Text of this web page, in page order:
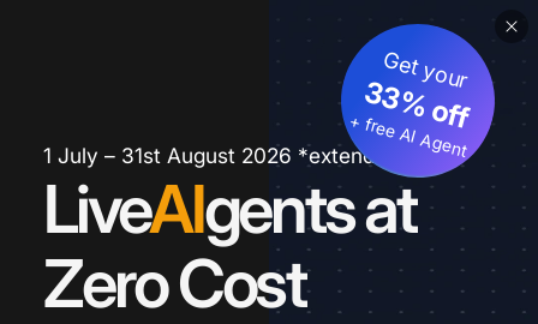
1 July – 31st August 2026 *extended
LiveAIgents at
Zero Cost
Get your
33% off
+ free AI Agent